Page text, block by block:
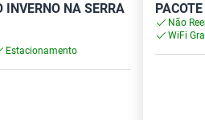
INVERNO NA SERRA
Estacionamento
Não
WiFi